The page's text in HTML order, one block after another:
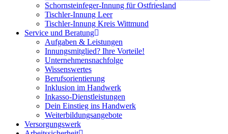
Schornsteinfeger-Innung für Ostfriesland
Tischler-Innung Leer
Tischler-Innung Kreis Wittmund
Service und Beratung
Aufgaben & Leistungen
Innungsmitglied? Ihre Vorteile!
Unternehmensnachfolge
Wissenswertes
Berufsorientierung
Inklusion im Handwerk
Inkasso-Dienstleistungen
Dein Einstieg ins Handwerk
Weiterbildungsangebote
Versorgungswerk